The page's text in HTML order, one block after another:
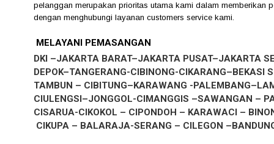
pelanggan merupakan prioritas utama kami dalam memberikan
dengan menghubungi layanan customers service kami.
MELAYANI PEMASANGAN
DKI –JAKARTA BARAT–JAKARTA PUSAT–JAKARTA
DEPOK–TANGERANG-CIBINONG-
TAMBUN – CIBITUNG–KARAWANG -
CIULENGSI–JONGGOL-CIMANGGIS –SAWANGAN –
CISARUA-CIKOKOL – CIPONDOH – KARAWACI –
CIKUPA – BALARAJA-SERANG – CILEGON